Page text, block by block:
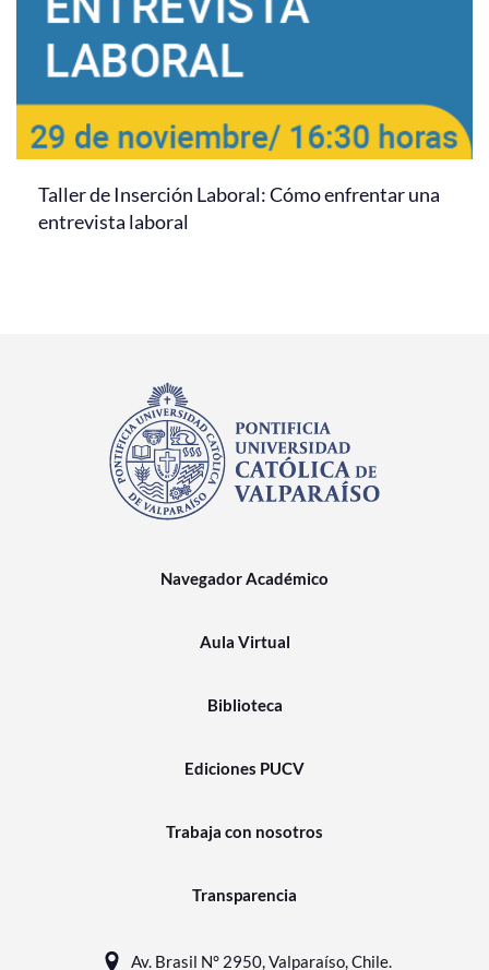
Taller de Inserción Laboral: Cómo enfrentar una
entrevista laboral
Navegador Académico
Aula Virtual
Biblioteca
Ediciones PUCV
Trabaja con nosotros
Transparencia
Av. Brasil N° 2950, Valparaíso, Chile.